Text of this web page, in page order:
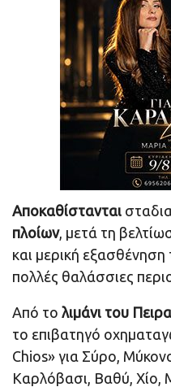
Aποκαθίστανται
πλοίων, μετά τη
και μερική
πολλές θαλάσσιες
Από το λιμάνι του
το επιβατηγό
Chios» για Σύρο,
Καρλόβασι, Βαθύ, Χίο,